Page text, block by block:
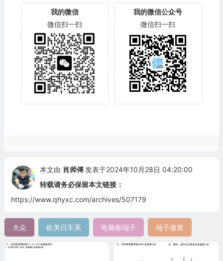
我的微信
微信扫一扫
我的微信公众号
微信扫一扫
本文由 肖师傅 发表于2024年10月28日 04:20:00
转载请务必保留本文链接：
https://www.qhyxc.com/archives/507179
大众 欧美日车系 电脑板端子 端子速查